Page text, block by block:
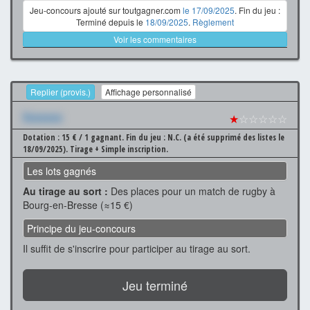
Jeu-concours ajouté sur toutgagner.com le 17/09/2025. Fin du jeu :
Terminé depuis le 18/09/2025. Règlement
Voir les commentaires
Replier (provis.) Affichage personnalisé
Xxxxxxx ★☆☆☆☆☆
Dotation : 15 € / 1 gagnant. Fin du jeu : N.C. (a été supprimé des listes le
18/09/2025). Tirage + Simple inscription.
Les lots gagnés
Au tirage au sort : Des places pour un match de rugby à
Bourg-en-Bresse (≈15 €)
Principe du jeu-concours
Il suffit de s'inscrire pour participer au tirage au sort.
Jeu terminé